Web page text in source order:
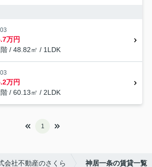
万円
/ 48.82㎡ / 1LDK
万円
/ 60.13㎡ / 2LDK
1
会社不動産のさくら 神居一条の賃貸一覧